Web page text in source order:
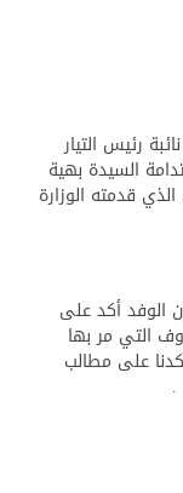
رئيس التيار
السيدة بهية
قدمته الوزارة
الوفد أكد على
التي مر بها
على مطالب